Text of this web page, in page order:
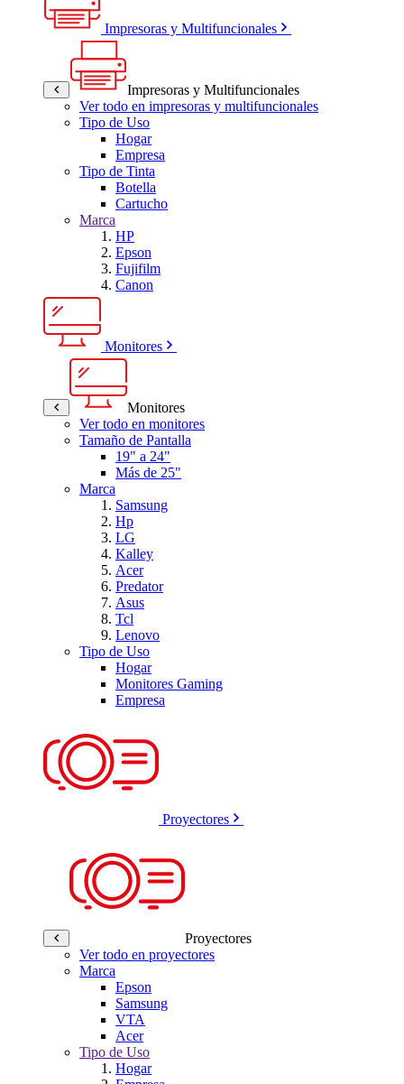
Impresoras y Multifuncionales
Impresoras y Multifuncionales
Ver todo en impresoras y multifuncionales
Tipo de Uso
Hogar
Empresa
Tipo de Tinta
Botella
Cartucho
Marca
HP
Epson
Fujifilm
Canon
Monitores
Monitores
Ver todo en monitores
Tamaño de Pantalla
19" a 24"
Más de 25"
Marca
Samsung
Hp
LG
Kalley
Acer
Predator
Asus
Tcl
Lenovo
Tipo de Uso
Hogar
Monitores Gaming
Empresa
Proyectores
Proyectores
Ver todo en proyectores
Marca
Epson
Samsung
VTA
Acer
Tipo de Uso
Hogar